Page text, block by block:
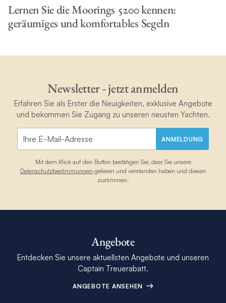
Lernen Sie die Moorings 5200 kennen:
geräumiges und komfortables Segeln
Newsletter - jetzt anmelden
Erfahren Sie als Erster die Neuigkeiten, exklusive Angebote
und bekommen Sie Zugang zu unseren neusten Yachten.
ANMELDUNG
Mit dem Klick auf den Button bestätigen Sie, dass Sie unsere
Datenschutzbestimmungen gelesen und verstanden haben und diesen
zustimmen.
Angebote
Entdecken Sie unsere aktuellsten Angebote und unseren
Captain Treuerabatt.
ANGEBOTE ANSEHEN